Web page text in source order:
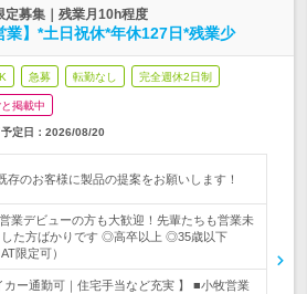
定募集｜残業月10h程度
】*土日祝休*年休127日*残業少
急募 転勤なし 完全週休2日制
掲載中
定日： 2026/08/20
存のお客様に製品の提案をお願いします！
業デビューの方も大歓迎！先輩たちも営業未
した方ばかりです ◎高卒以上 ◎35歳以下
限定可）
カー通勤可｜住宅手当など充実 】 ■小牧営業